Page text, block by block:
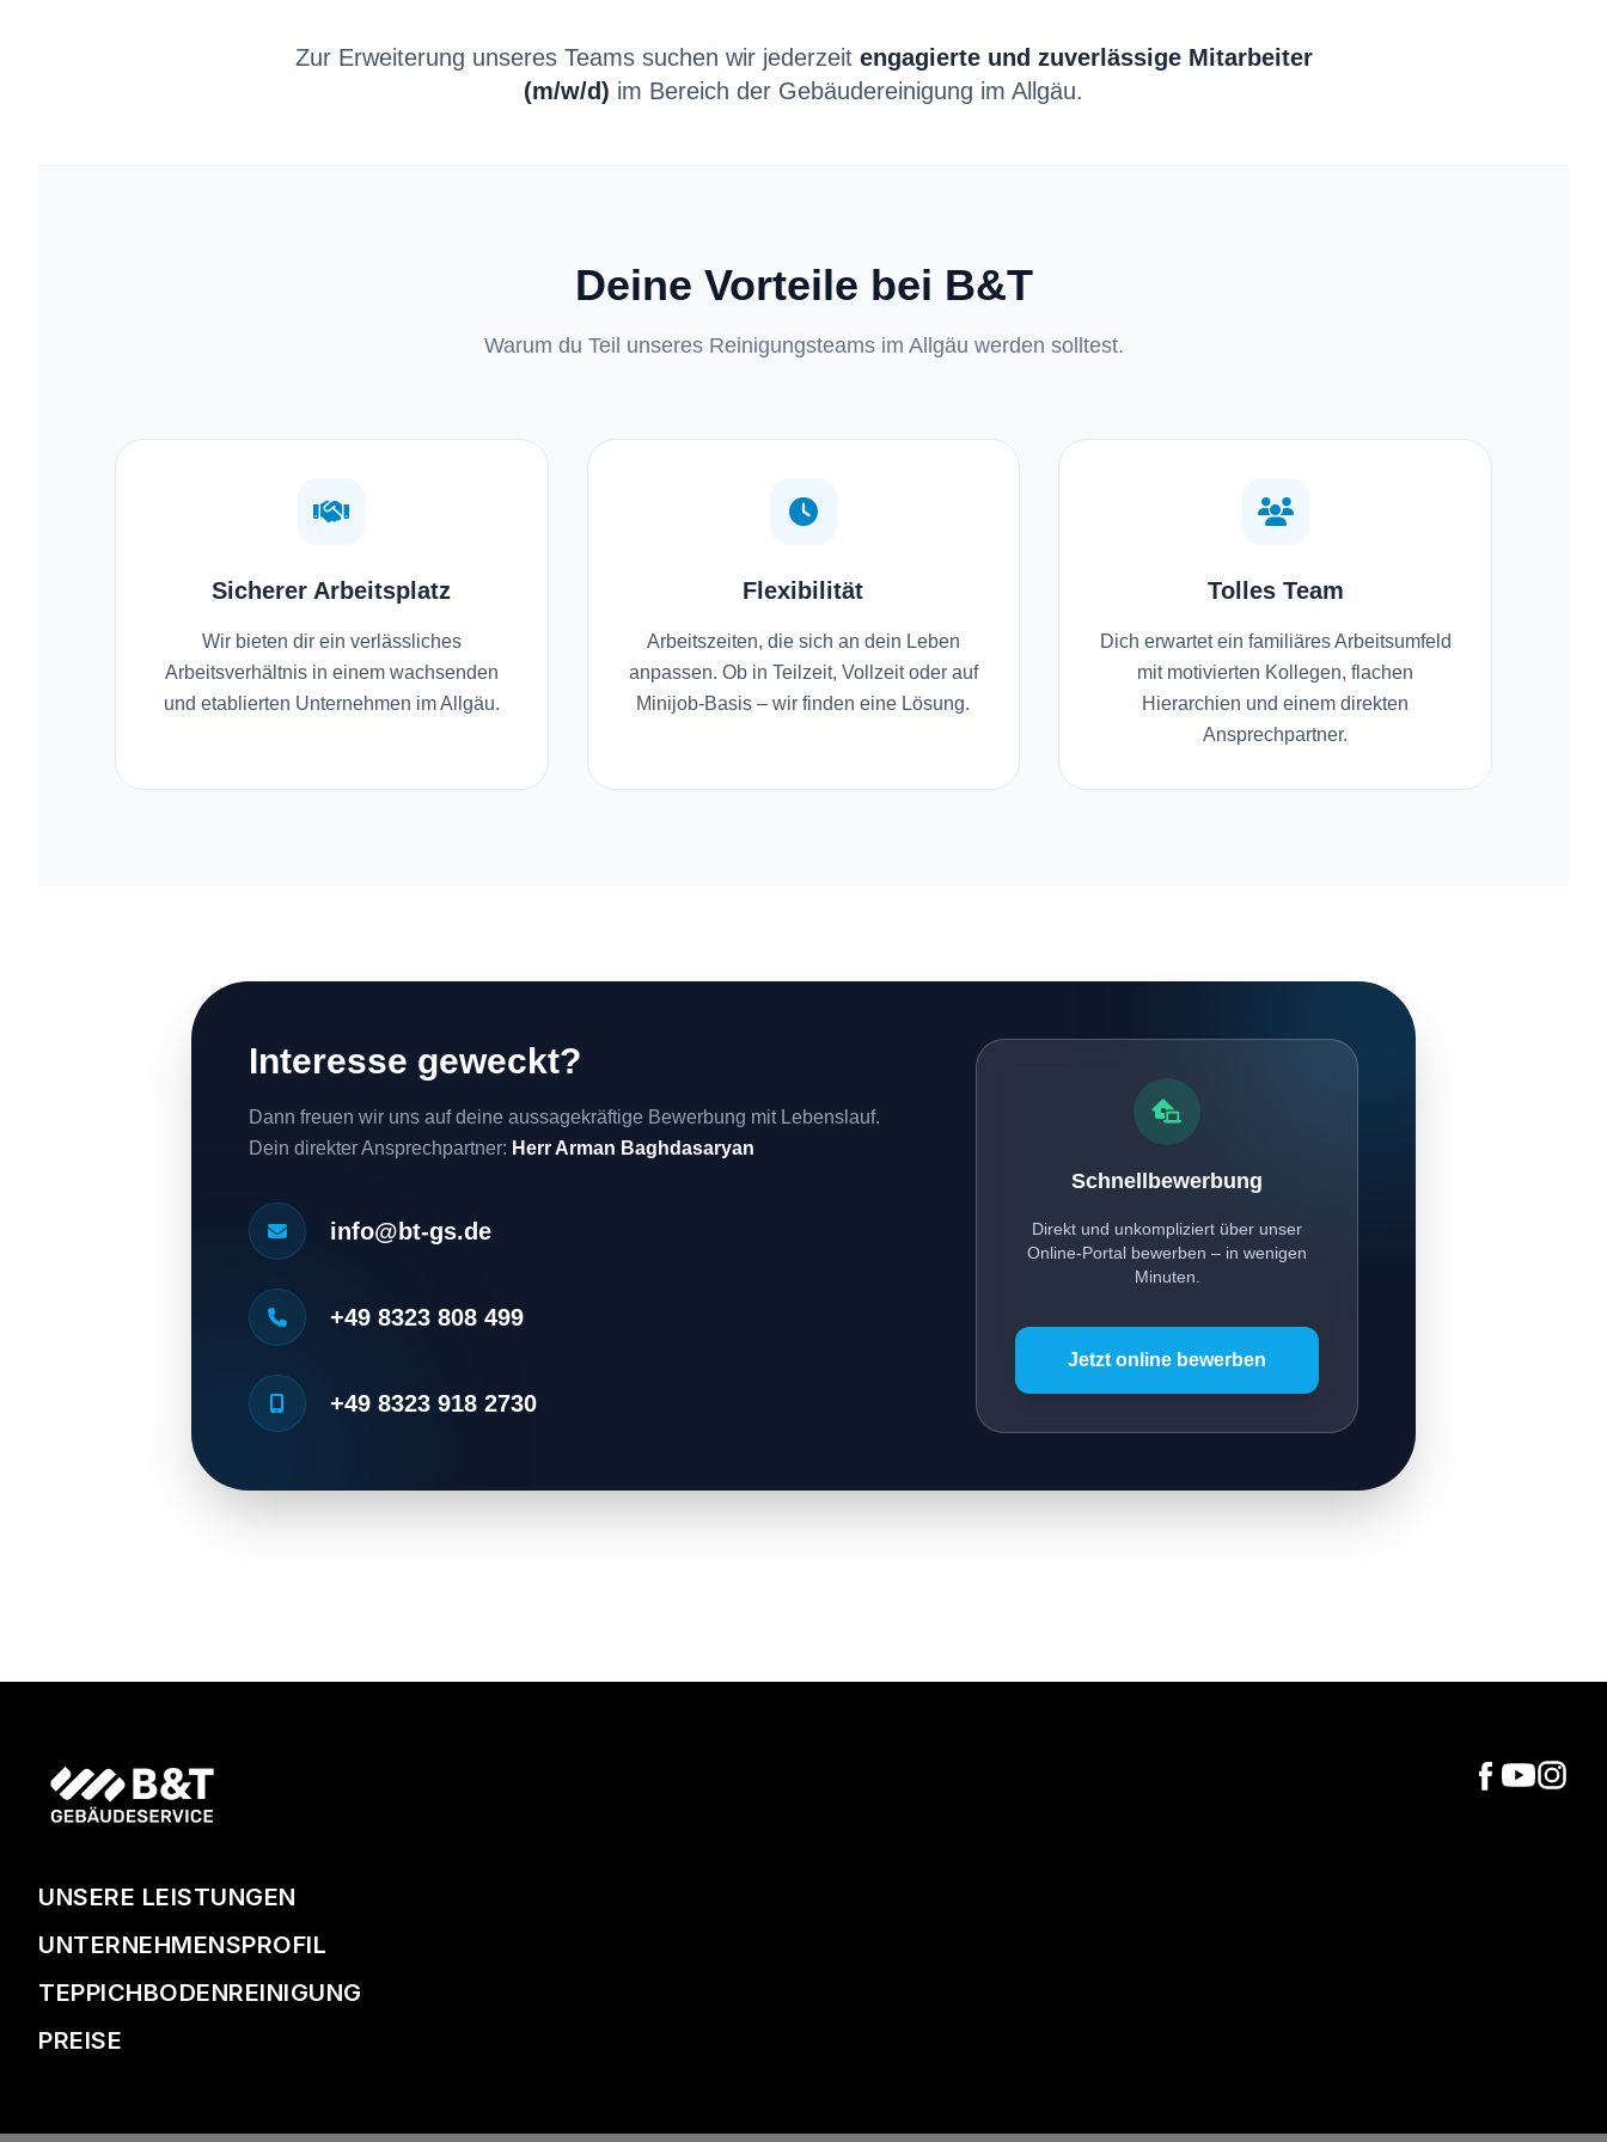
Zur Erweiterung unseres Teams suchen wir jederzeit engagierte und zuverlässige Mitarbeiter
(m/w/d) im Bereich der Gebäudereinigung im Allgäu.
Deine Vorteile bei B&T
Warum du Teil unseres Reinigungsteams im Allgäu werden solltest.
Sicherer Arbeitsplatz
Wir bieten dir ein verlässliches
Arbeitsverhältnis in einem wachsenden
und etablierten Unternehmen im Allgäu.
Flexibilität
Arbeitszeiten, die sich an dein Leben
anpassen. Ob in Teilzeit, Vollzeit oder auf
Minijob-Basis – wir finden eine Lösung.
Tolles Team
Dich erwartet ein familiäres Arbeitsumfeld
mit motivierten Kollegen, flachen
Hierarchien und einem direkten
Ansprechpartner.
Interesse geweckt?
Dann freuen wir uns auf deine aussagekräftige Bewerbung mit Lebenslauf.
Dein direkter Ansprechpartner: Herr Arman Baghdasaryan
info@bt-gs.de
+49 8323 808 499
+49 8323 918 2730
Schnellbewerbung
Direkt und unkompliziert über unser
Online-Portal bewerben – in wenigen
Minuten.
Jetzt online bewerben
UNSERE LEISTUNGEN
UNTERNEHMENSPROFIL
TEPPICHBODENREINIGUNG
PREISE